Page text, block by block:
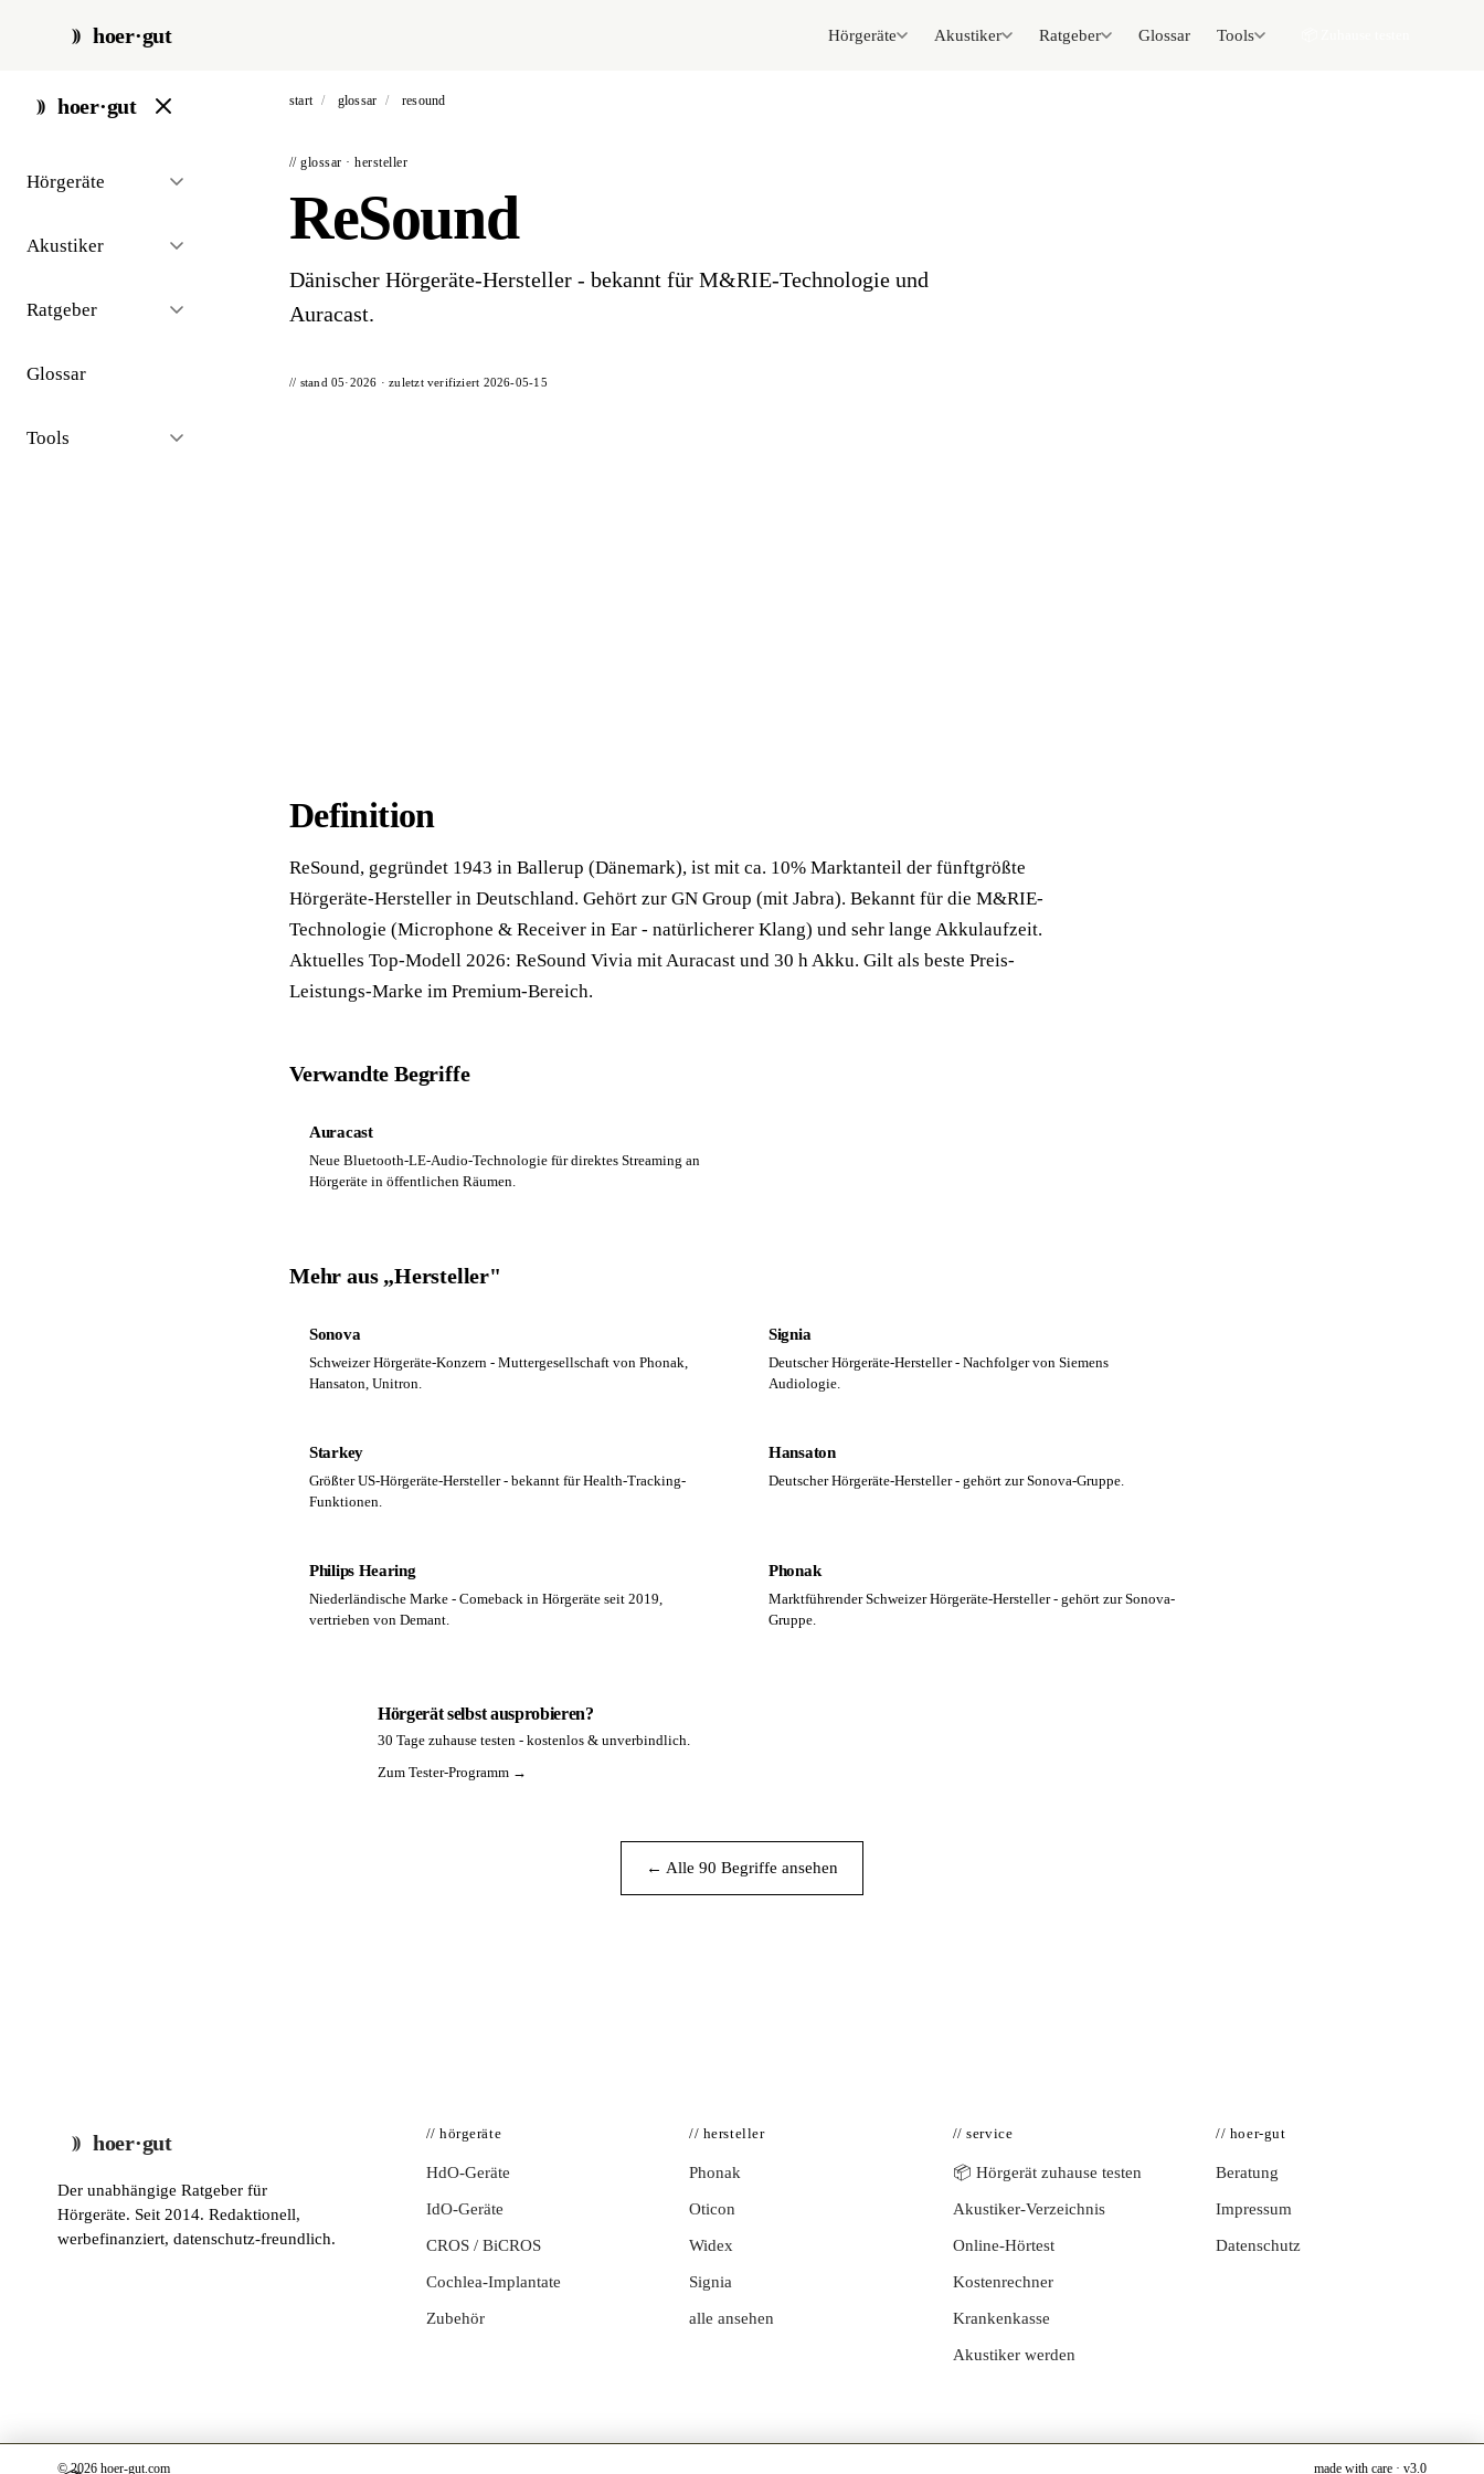
hoer·gut Hörgeräte Akustiker Ratgeber Glossar Tools
hoer·gut
Hörgeräte
Akustiker
Ratgeber
Glossar
Tools
start / glossar / resound
// glossar · hersteller
ReSound
Dänischer Hörgeräte-Hersteller - bekannt für M&RIE-Technologie und
Auracast.
// stand 05·2026 · zuletzt verifiziert 2026-05-15
Definition
ReSound, gegründet 1943 in Ballerup (Dänemark), ist mit ca. 10% Marktanteil der fünftgrößte
Hörgeräte-Hersteller in Deutschland. Gehört zur GN Group (mit Jabra). Bekannt für die M&RIE-
Technologie (Microphone & Receiver in Ear - natürlicherer Klang) und sehr lange Akkulaufzeit.
Aktuelles Top-Modell 2026: ReSound Vivia mit Auracast und 30 h Akku. Gilt als beste Preis-
Leistungs-Marke im Premium-Bereich.
Verwandte Begriffe
Auracast
Neue Bluetooth-LE-Audio-Technologie für direktes Streaming an
Hörgeräte in öffentlichen Räumen.
Mehr aus „Hersteller"
Sonova
Schweizer Hörgeräte-Konzern - Muttergesellschaft von Phonak,
Hansaton, Unitron.
Signia
Deutscher Hörgeräte-Hersteller - Nachfolger von Siemens
Audiologie.
Starkey
Größter US-Hörgeräte-Hersteller - bekannt für Health-Tracking-
Funktionen.
Hansaton
Deutscher Hörgeräte-Hersteller - gehört zur Sonova-Gruppe.
Philips Hearing
Niederländische Marke - Comeback in Hörgeräte seit 2019,
vertrieben von Demant.
Phonak
Marktführender Schweizer Hörgeräte-Hersteller - gehört zur Sonova-
Gruppe.
Hörgerät selbst ausprobieren?
30 Tage zuhause testen - kostenlos & unverbindlich.
Zum Tester-Programm →
← Alle 90 Begriffe ansehen
hoer·gut
Der unabhängige Ratgeber für
Hörgeräte. Seit 2014. Redaktionell,
werbefinanziert, datenschutz-freundlich.
// hörgeräte
HdO-Geräte
IdO-Geräte
CROS / BiCROS
Cochlea-Implantate
Zubehör
// hersteller
Phonak
Oticon
Widex
Signia
alle ansehen
// service
📦 Hörgerät zuhause testen
Akustiker-Verzeichnis
Online-Hörtest
Kostenrechner
Krankenkasse
Akustiker werden
// hoer-gut
Beratung
Impressum
Datenschutz
© 2026 hoer-gut.com made with care · v3.0